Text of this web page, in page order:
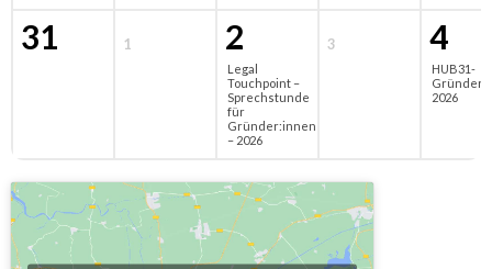
31 1 2
Legal
Touchpoint –
Sprechstunde
für
Gründer:innen
– 2026
3 4
HUB31-
2026